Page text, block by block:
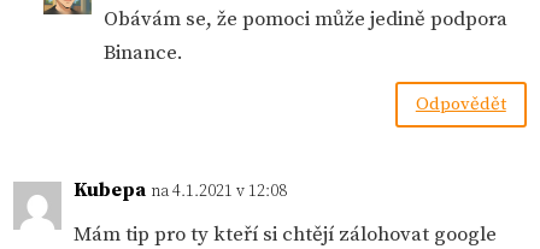
Obávám se, že pomoci může jedině podpora
Binance.
Odpovědět
Kubepa na 4.1.2021 v 12:08
Mám tip pro ty kteří si chtějí zálohovat google